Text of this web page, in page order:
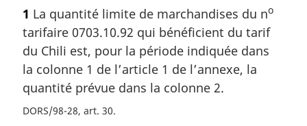
p
a
g
e
e
p
a
g
e
à
l
a
r
é
f
r
r
à
r
é
f
1 La quantité limite de marchandises du no
tarifaire 0703.10.92 qui bénéficient du tarif
du Chili est, pour la période indiquée dans
la colonne 1 de l’article 1 de l’annexe, la
quantité prévue dans la colonne 2.
DORS/98-28, art. 30